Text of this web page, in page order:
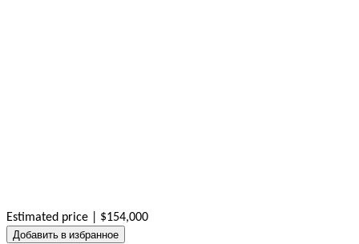
Estimated price | $154,000
Добавить в избранное